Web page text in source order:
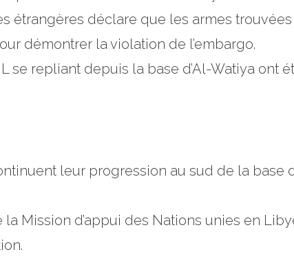
étrangères déclare que les armes
démontrer la violation de l’embargo.
se repliant depuis la base d’Al-Watiya
leur progression au sud de la base
Mission d’appui des Nations unies en